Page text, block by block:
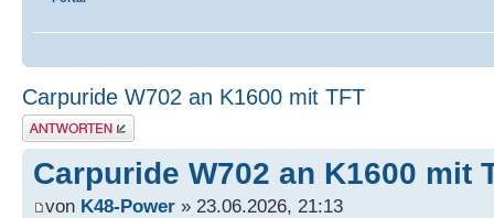
Carpuride W702 an K1600 mit TFT
Antwort schreiben
Carpuride W702 an K1600 mit
von K48-Power » 23.06.2026, 21:13